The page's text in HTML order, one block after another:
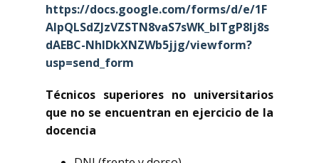
https://docs.google.com/forms/d/e/1F
AIpQLSdZJzVZSTN8vaS7sWK_blTgP8lj8s
dAEBC-NhlDkXNZWb5jjg/viewform?
usp=send_form
Técnicos superiores no universitarios
que no se encuentran en ejercicio de la
docencia